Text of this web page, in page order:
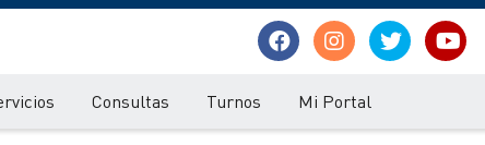
Consultas Turnos Mi Portal